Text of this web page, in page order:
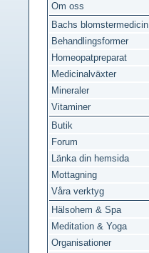
Om oss
Bachs blomstermedicin
Behandlingsformer
Homeopatpreparat
Medicinalväxter
Mineraler
Vitaminer
Butik
Forum
Länka din hemsida
Mottagning
Våra verktyg
Hälsohem & Spa
Meditation & Yoga
Organisationer